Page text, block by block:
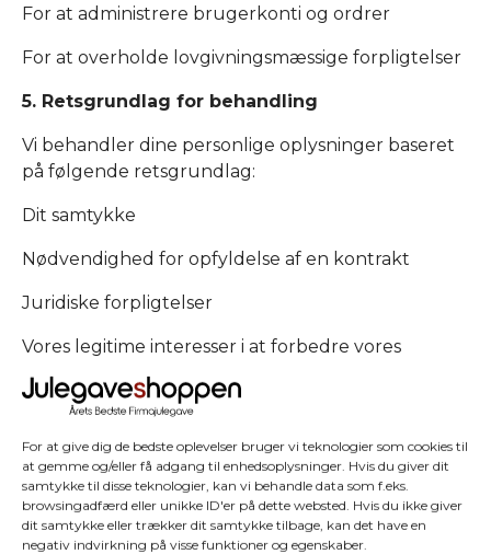
For at give dig de bedste oplevelser bruger vi teknologier som cookies til
at gemme og/eller få adgang til enhedsoplysninger. Hvis du giver dit
samtykke til disse teknologier, kan vi behandle data som f.eks.
browsingadfærd eller unikke ID'er på dette websted. Hvis du ikke giver
dit samtykke eller trækker dit samtykke tilbage, kan det have en
negativ indvirkning på visse funktioner og egenskaber.
For at administrere brugerkonti og ordrer
For at overholde lovgivningsmæssige forpligtelser
5. Retsgrundlag for behandling
Vi behandler dine personlige oplysninger baseret
på følgende retsgrundlag:
Dit samtykke
Nødvendighed for opfyldelse af en kontrakt
Juridiske forpligtelser
Vores legitime interesser i at forbedre vores
tjenester
6. Deling af data
Vi videregiver ikke dine data til tredjeparter,
medmindre det er nødvendigt for at kunne levere
vores tjenester (fx betalingsudbydere) eller for at
overholde lovgivningen.